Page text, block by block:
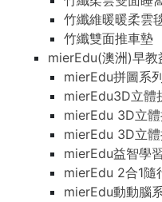
竹纖維暖暖柔雲
竹纖雙面推車墊
mierEdu(澳洲)早教
mierEdu拼圖系
mierEdu3D立體
mierEdu 3D立
mierEdu 3D立
mierEdu益智學
mierEdu 2合1隨
mierEdu動動腦